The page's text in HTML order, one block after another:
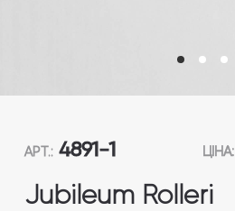
АРТ.:4891-1 ЦІНА:
Jubileum Rolleri